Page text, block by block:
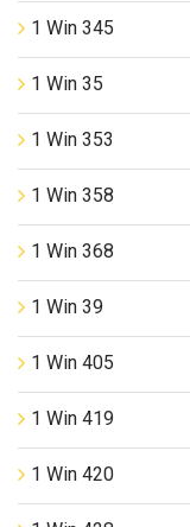
1 Win 345
1 Win 35
1 Win 353
1 Win 358
1 Win 368
1 Win 39
1 Win 405
1 Win 419
1 Win 420